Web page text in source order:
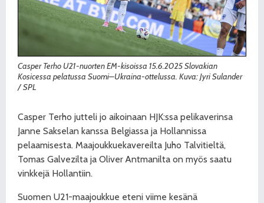
Casper Terho U21-nuorten EM-kisoissa 15.6.2025 Slovakian
Kosicessa pelatussa Suomi–Ukraina-ottelussa. Kuva: Jyri Sulander
/ SPL
Casper Terho jutteli jo aikoinaan HJK:ssa pelikaverinsa
Janne Sakselan kanssa Belgiassa ja Hollannissa
pelaamisesta. Maajoukkuekavereilta Juho Talvitieltä,
Tomas Galvezilta ja Oliver Antmanilta on myös saatu
vinkkejä Hollantiin.
Suomen U21-maajoukkue eteni viime kesänä